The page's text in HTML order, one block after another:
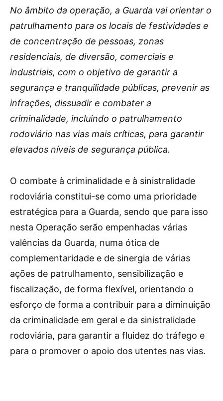
No âmbito da operação, a Guarda vai orientar o
patrulhamento para os locais de festividades e
de concentração de pessoas, zonas
residenciais, de diversão, comerciais e
industriais, com o objetivo de garantir a
segurança e tranquilidade públicas, prevenir as
infrações, dissuadir e combater a
criminalidade, incluindo o patrulhamento
rodoviário nas vias mais críticas, para garantir
elevados níveis de segurança pública.
O combate à criminalidade e à sinistralidade
rodoviária constitui-se como uma prioridade
estratégica para a Guarda, sendo que para isso
nesta Operação serão empenhadas várias
valências da Guarda, numa ótica de
complementaridade e de sinergia de várias
ações de patrulhamento, sensibilização e
fiscalização, de forma flexível, orientando o
esforço de forma a contribuir para a diminuição
da criminalidade em geral e da sinistralidade
rodoviária, para garantir a fluidez do tráfego e
para o promover o apoio dos utentes nas vias.